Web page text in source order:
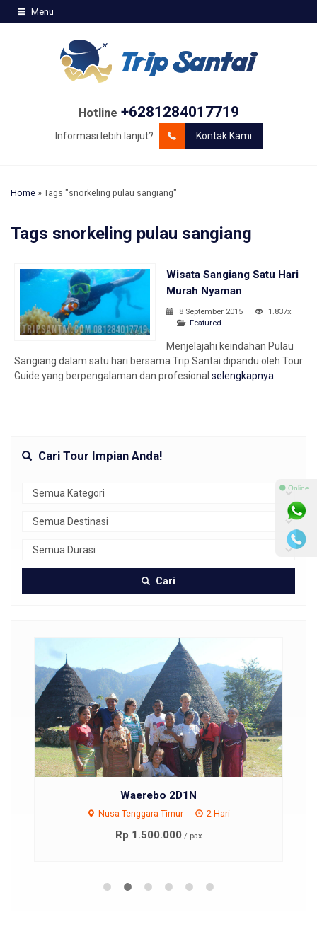
Menu
Hotline +6281284017719
Informasi lebih lanjut? Kontak Kami
Home » Tags "snorkeling pulau sangiang"
Tags snorkeling pulau sangiang
Wisata Sangiang Satu Hari
Murah Nyaman
8 September 2015
1.837x
Featured
Menjelajahi keindahan Pulau
Sangiang dalam satu hari bersama Trip Santai dipandu oleh Tour
Guide yang berpengalaman dan profesional selengkapnya
Cari Tour Impian Anda!
Cari
Waerebo 2D1N
Nusa Tenggara Timur 2 Hari
Rp 1.500.000 / pax
⚫ Online